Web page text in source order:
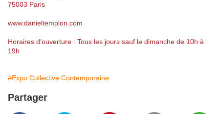
75003 Paris
www.danieltemplon.com
Horaires d’ouverture : Tous les jours sauf le dimanche de 10h à
19h
#Expo Collective Contemporaine
Partager